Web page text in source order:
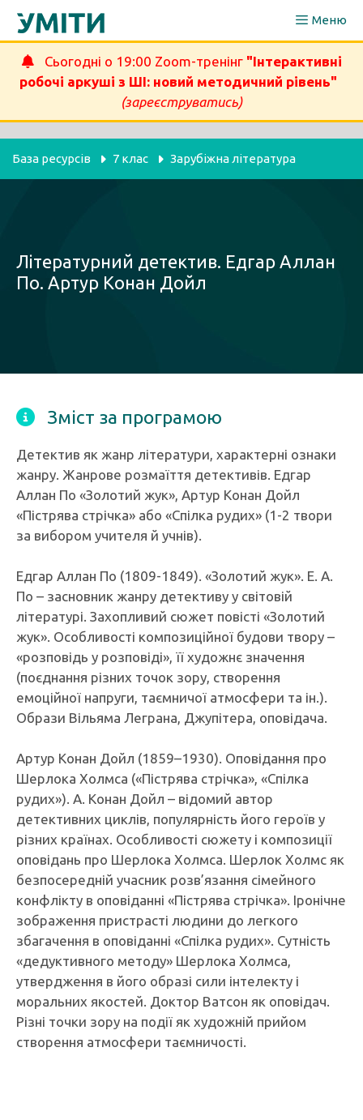
Перейти
Меню
Сьогодні о 19:00 Zoom-тренінг "Інтерактивні
робочі аркуші з ШІ: новий методичний рівень"
(зареєструватись)
База ресурсів 7 клас Зарубіжна література
Літературний детектив. Едгар Аллан
По. Артур Конан Дойл
Зміст за програмою
Детектив як жанр літератури, характерні ознаки
жанру. Жанрове розмаїття детективів. Едгар
Аллан По «Золотий жук», Артур Конан Дойл
«Пістрява стрічка» або «Спілка рудих» (1-2 твори
за вибором учителя й учнів).
Едгар Аллан По (1809-1849). «Золотий жук». Е. А.
По – засновник жанру детективу у світовій
літературі. Захопливий сюжет повісті «Золотий
жук». Особливості композиційної будови твору –
«розповідь у розповіді», її художнє значення
(поєднання різних точок зору, створення
емоційної напруги, таємничої атмосфери та ін.).
Образи Вільяма Леграна, Джупітера, оповідача.
Артур Конан Дойл (1859–1930). Оповідання про
Шерлока Холмса («Пістрява стрічка», «Спілка
рудих»). А. Конан Дойл – відомий автор
детективних циклів, популярність його героїв у
різних країнах. Особливості сюжету і композиції
оповідань про Шерлока Холмса. Шерлок Холмс як
безпосередній учасник розв’язання сімейного
конфлікту в оповіданні «Пістрява стрічка». Іронічне
зображення пристрасті людини до легкого
збагачення в оповіданні «Спілка рудих». Сутність
«дедуктивного методу» Шерлока Холмса,
утвердження в його образі сили інтелекту і
моральних якостей. Доктор Ватсон як оповідач.
Різні точки зору на події як художній прийом
створення атмосфери таємничості.